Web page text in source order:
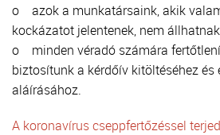
o azok a munkatársaink, akik
kockázatot jelentenek, nem
o minden véradó számára
biztosítunk a kérdőív kitöltéséhez
aláírásához.
A koronavírus cseppfertőzéssel